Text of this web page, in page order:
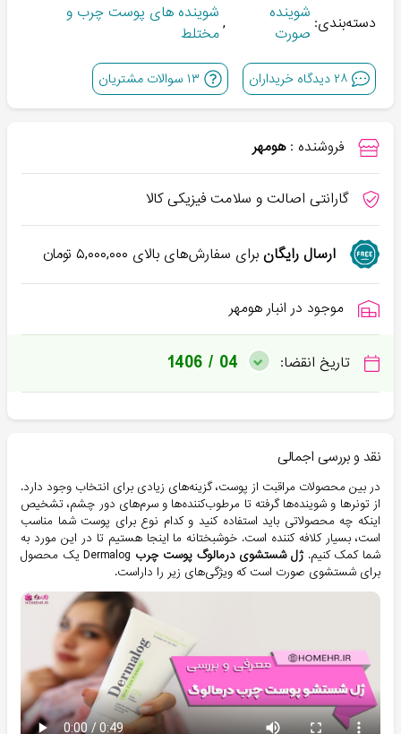
دسته‌بندی: شوینده
صورت
, شوینده های پوست چرب و
مختلط
۲۸دیدگاه خریداران ۱۳ سوالات مشتریان
فروشنده : هومهر
گارانتی اصالت و سلامت فیزیکی کالا
ارسال رایگانبرای سفارش‌های بالای ۵,۰۰۰,۰۰۰تومان
موجود در انبار هومهر
تاریخ انقضا: 1406 / 04
نقد و بررسی اجمالی
در بین محصولات مراقبت از پوست، گزینه‌های زیادی برای انتخاب وجود دارد.
از تونرها و شوینده‌ها گرفته تا مرطوب‌کننده‌ها و سرم‌های دور چشم، تشخیص
اینکه چه محصولاتی باید استفاده کنید و کدام نوع برای پوست شما مناسب
است، بسیار کلافه کننده است. خوشبختانه ما اینجا هستیم تا در این مورد به
شما کمک کنیم.ژل شستشوی درمالوگ پوست چرب
Dermalog یک محصول
برای شستشوی صورت است که ویژگی‌های زیر را داراست.